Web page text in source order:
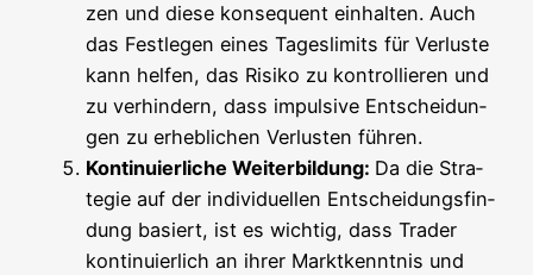
zen und die­se kon­se­quent ein­hal­ten. Auch
das Fest­le­gen eines Tages­li­mits für Ver­lus­te
kann hel­fen, das Risi­ko zu kon­trol­lie­ren und
zu ver­hin­dern, dass impul­si­ve Ent­schei­dun­
gen zu erheb­li­chen Ver­lus­ten führen.
Kon­ti­nu­ier­li­che Wei­ter­bil­dung: Da die Stra­
te­gie auf der indi­vi­du­el­len Ent­schei­dungs­fin­
dung basiert, ist es wich­tig, dass Trader
kon­ti­nu­ier­lich an ihrer Markt­kennt­nis und